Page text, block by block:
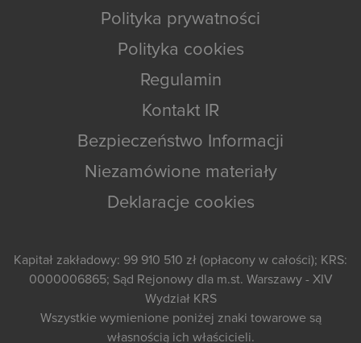
Polityka prywatności
Polityka cookies
Regulamin
Kontakt IR
Bezpieczeństwo Informacji
Niezamówione materiały
Deklaracje cookies
Kapitał zakładowy: 99 910 510 zł (opłacony w całości); KRS:
0000006865; Sąd Rejonowy dla m.st. Warszawy - XIV
Wydział KRS
Wszystkie wymienione poniżej znaki towarowe są
własnością ich właścicieli.